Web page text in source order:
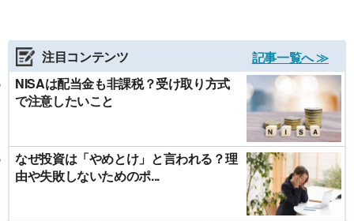
注目コンテンツ
記事一覧へ ≫
NISAは配当金も非課税？受け取り方式
で注意したいこと
なぜ投資は「やめとけ」と言われる？理
由や失敗しないためのポ...